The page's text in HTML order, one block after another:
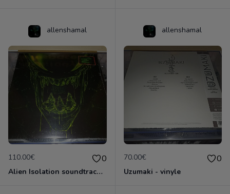
allenshamal
110.00€ 0
Alien Isolation soundtrack vinyle
allenshamal
70.00€ 0
Uzumaki - vinyle